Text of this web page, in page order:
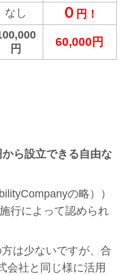
なし ０ 円！
円
60,000円
ら設立できる自由な
の略））
行によって認められ
は少ないですが、合
会社と同じ様に活用